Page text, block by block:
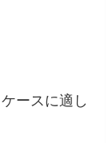
ースに適し